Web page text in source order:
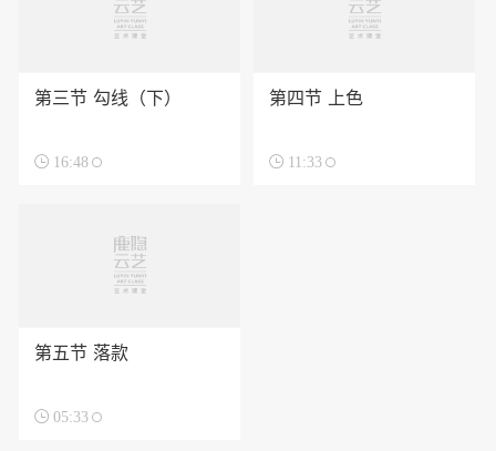
第三节 勾线（下）
 16:48
第四节 上色
 11:33
第五节 落款
 05:33